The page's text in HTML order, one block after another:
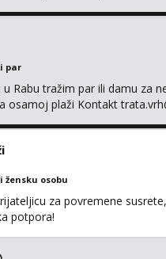
par
Rabu tražim par ili damu za
osamoj plaži Kontakt
žensku osobu
za povremene
potpora!